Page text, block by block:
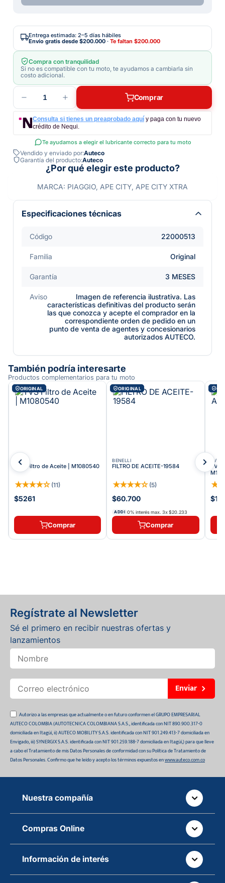
Entrega estimada: 2–5 días hábiles
Envío gratis desde $200.000 · Te faltan $200.000
Compra con tranquilidad
Si no es compatible con tu moto, te ayudamos a cambiarla sin
costo adicional.
1 Comprar
Consulta si tienes un preaprobado aquí y paga con tu nuevo
crédito de Nequi.
Te ayudamos a elegir el lubricante correcto para tu moto
Vendido y enviado por:Auteco
Garantía del producto:Auteco
¿Por qué elegir este producto?
MARCA: PIAGGIO, APE CITY, APE CITY XTRA
Especificaciones técnicas
Código 22000513
Familia Original
Garantía 3 MESES
Aviso
Imagen de referencia ilustrativa. Las
características definitivas del producto serán
las que conozca y acepte el comprador en la
correspondiente orden de pedido en un
punto de venta de agentes y concesionarios
autorizados AUTECO.
También podría interesarte
Productos complementarios para tu moto
ORIGINAL
TVS
TVS Filtro de Aceite | M1080540
★★★★☆ (11)
$5261
Comprar
ORIGINAL
BENELLI
FILTRO DE ACEITE-19584
★★★★☆ (5)
$60.700
ADDI 0% interés max.3x$20.233
Comprar
TVS
TVS
★
Regístrate al Newsletter
Sé el primero en recibir nuestras ofertas y
lanzamientos
Enviar
Autorizo a las empresas que actualmente o en futuro conformen el GRUPO EMPRESARIAL
AUTECO COLOMBIA (AUTOTECNICA COLOMBIANA S.A.S., identificada con NIT 890.900.317-0
domiciliada en Itagüí, ii) AUTECO MOBILITY S.A.S. identificada con NIT 901.249.413-7 domiciliada en
Envigado, iii) SYNERGIX S.A.S. identificada con NIT 901.259.188-7 domiciliada en Itagüí,) para que lleve
a cabo el Tratamiento de mis Datos Personales de conformidad con su Política de Tratamiento de
Datos Personales. Confirmo que he leído y acepto los términos expuestos enwww.auteco.com.co
Nuestra compañía
Quiénes somos
Auteco sostenible
Movilidad Segura
Compras Online
¿Dónde está tu pedido?
Información de interés
Manual de partes de vehículos